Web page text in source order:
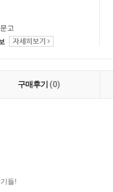
고
구매후기 (0)
들!